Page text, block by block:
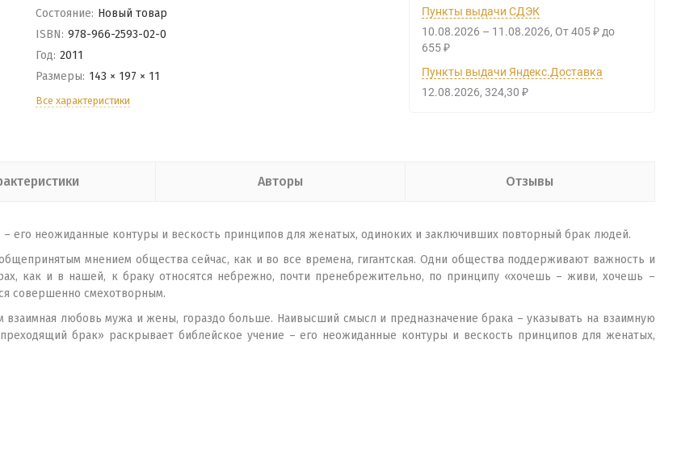
Состояние: Новый товар
ISBN: 978-966-2593-02-0
Год: 2011
Размеры: 143 × 197 × 11
Все характеристики
Пункты выдачи СДЭК
10.08.2026 – 11.08.2026 От 405 ₽ до
655 ₽
Пункты выдачи Яндекс.Доставка
12.08.2026 324,30 ₽
Авторы Отзывы
его неожиданные контуры и вескость принципов для женатых, одиноких и заключивших повторный брак людей.
мнением общества сейчас, как и во все времена, гигантская. Одни общества поддерживают важность и
как и в нашей, к браку относятся небрежно, почти пренебрежительно, по принципу «хочешь – живи, хочешь –
совершенно смехотворным.
любовь мужа и жены, гораздо больше. Наивысший смысл и предназначение брака – указывать на взаимную
брак» раскрывает библейское учение – его неожиданные контуры и вескость принципов для женатых,